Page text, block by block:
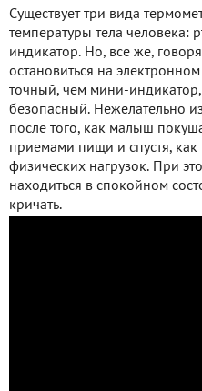
Существует три вида
температуры тела человека:
индикатор. Но, все же,
остановиться на
точный, чем мини-
безопасный. Нежелательно
после того, как малыш
приемами пищи и спустя,
физических нагрузок. При
находиться в спокойном
кричать.